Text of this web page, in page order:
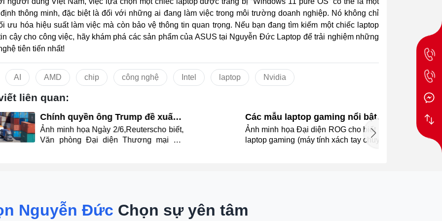
thông minh, đặc biệt là đối với những ai đang làm việc trong môi trường doanh nghiệp. Nó không chỉ
ưu hóa hiệu suất làm việc mà còn bảo vệ thông tin quan trọng. Nếu bạn đang tìm kiếm một chiếc laptop
cậy cho công việc, hãy khám phá các sản phẩm của ASUS tại Nguyễn Đức Laptop để trải nghiệm những
tiên tiến nhất!
AI AMD chip công nghệ Intel laptop Nvidia
liên quan:
Chính quyền ông Trump đề xuất
áp thuế bổ sung với 60 nền kinh
tế
Ảnh minh họa Ngày 2/6,Reuterscho biết,
Văn phòng Đại diện Thương mại Mỹ
nhằm ngăn chặn lưu thông các sản
phẩm được sản xuất bằng lao động
Các mẫu laptop gaming nổi bật
của ROG 20 năm qua
Ảnh minh họa Đại diện ROG cho biết khi
laptop gaming (máy tính xách tay chuyên
đến thiết bị lai giữa tablet và laptop.
Nguyễn Đức Chọn sự yên tâm